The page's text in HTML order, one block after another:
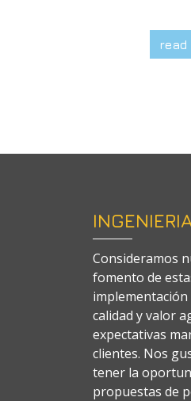
read
Consideramos
fomento de
calidad y valor
expectativas
clientes. Nos
tener la
propuestas de